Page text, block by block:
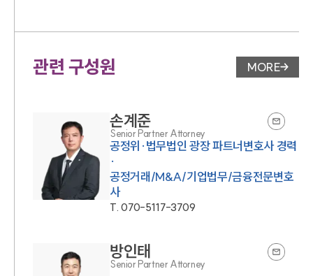
관련 구성원 변호사 페
MORE
손계준
Senior Partner Attorney
공정위·법무법인 광장 파트너변호사 경력
·
공정거래/M&A/기업법무/금융전문변호
사
T.070-5117-3709
방인태
Senior Partner Attorney